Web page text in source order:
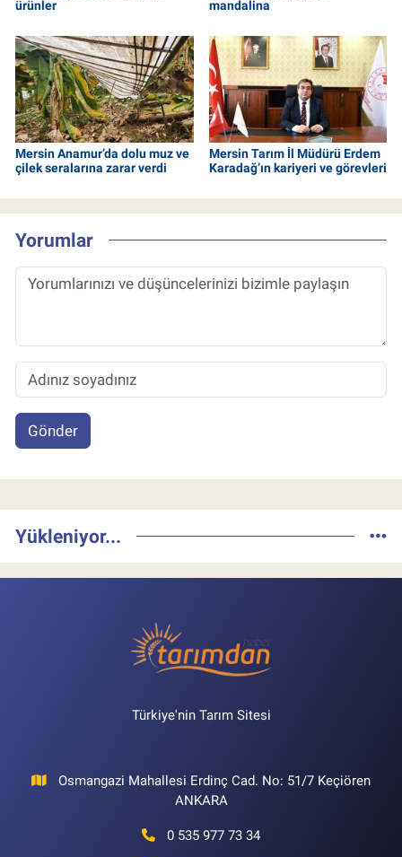
ürünler
mandalina
Mersin Anamur’da dolu muz ve
çilek seralarına zarar verdi
Mersin Tarım İl Müdürü Erdem
Karadağ’ın kariyeri ve görevleri
Yorumlar
Gönder
Yükleniyor...
Türkiye'nin Tarım Sitesi
Osmangazi Mahallesi Erdinç Cad. No: 51/7 Keçiören
ANKARA
0 535 977 73 34